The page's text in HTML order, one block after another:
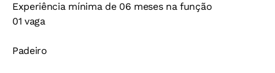
Experiência mínima de 06 meses na função
01 vaga
Padeiro